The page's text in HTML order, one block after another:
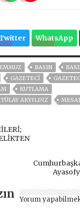
WhatsApp
BASIN
GAZETECİ
KUTLAMA
AKYILDIZ
Yorum